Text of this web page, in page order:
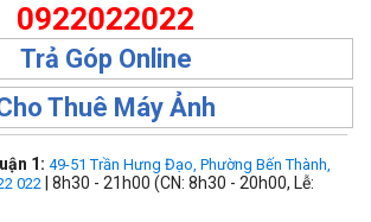
0922022022
Trả Góp Online
Thuê Máy Ảnh
1: 49-51 Trần Hưng Đạo, Phường Bến Thành,
022 | 8h30 - 21h00 (CN: 8h30 - 20h00, Lễ: